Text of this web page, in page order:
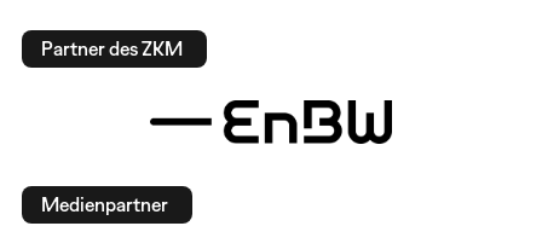
Partner des ZKM
Medienpartner